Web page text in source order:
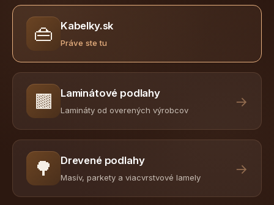
👜 Kabelky.sk
Práve ste tu
🟫 Laminátové podlahy
Lamináty od overených výrobcov
→
🌳 Drevené podlahy
Masív, parkety a viacvrstvové lamely
→